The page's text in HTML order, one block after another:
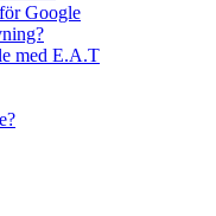
Google
med E.A.T